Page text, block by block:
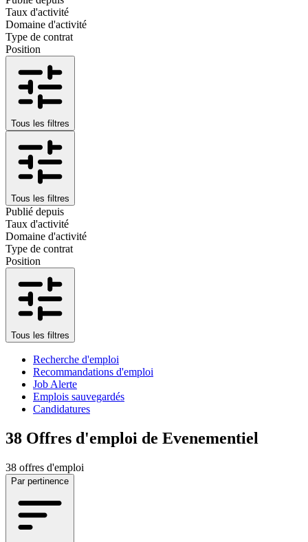
Taux d'activité
Domaine d'activité
Type de contrat
Position
Tous les filtres
Tous les filtres
Publié depuis
Taux d'activité
Domaine d'activité
Type de contrat
Position
Tous les filtres
Recherche d'emploi
Recommandations d'emploi
Job Alerte
Emplois sauvegardés
Candidatures
38 Offres d'emploi de Evenementiel
38 offres d'emploi
Par pertinence